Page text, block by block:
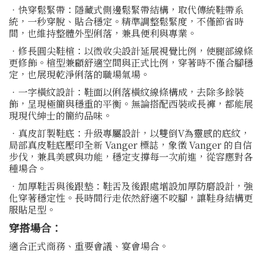
．快穿鬆緊帶：隱藏式側邊鬆緊帶結構，取代傳統鞋帶系
統，一秒穿脫、貼合穩定。精準調整鬆緊度，不僅節省時
間，也維持整體外型俐落，兼具便利與專業。
．修長圓尖鞋楦：以微收尖設計延展視覺比例，使腿部線條
更修飾。楦型兼顧舒適空間與正式比例，穿著時不僅合腳穩
定，也展現乾淨俐落的職場氣場。
．一字橫紋設計：鞋面以俐落橫紋線條構成，去除多餘裝
飾，呈現極簡與穩重的平衡。無論搭配西裝或長褲，都能展
現現代紳士的簡約品味。
．真皮訂製鞋底：升級專屬設計，以雙倒V為靈感的底紋，
局部真皮鞋底壓印全新 Vanger 標誌，象徵 Vanger 的自信
步伐，兼具美感與功能，穩定支撐每一次前進，從容應對各
種場合。
．加厚鞋舌與後跟墊：鞋舌及後跟處增設加厚防磨設計，強
化穿著穩定性。長時間行走依然舒適不咬腳，讓鞋身結構更
服貼足型。
穿搭場合：
適合正式商務、重要會議、宴會場合。